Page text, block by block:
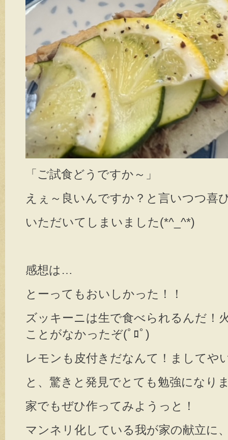
「ご試食どうですか～」
えぇ～良いんですか？と言いつつ喜
いただいてしまいました(*^_^*)
感想は…
とーってもおいしかった！！
ズッキーニは生で食べられるんだ！
ことがなかったぞ(ﾟﾛﾟ)
レモンも皮付きだなんて！ましてや
と、驚きと発見でとても勉強になり
家でもぜひ作ってみようっと！
マンネリ化している我が家の献立に